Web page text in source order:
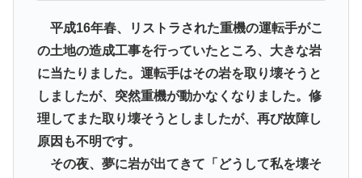
平成16年春、リストラされた重機の運転手がこ
の土地の造成工事を行っていたところ、大きな岩
に当たりました。運転手はその岩を取り壊そうと
しましたが、突然重機が動かなくなりました。修
理してまた取り壊そうとしましたが、再び故障し
原因も不明です。
その夜、夢に岩が出てきて「どうして私を壊そ